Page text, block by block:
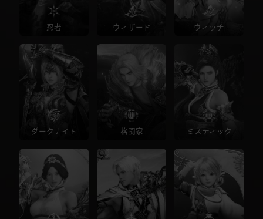
忍者 ウィザード ウィッチ
ダークナイト 格闘家 ミスティック